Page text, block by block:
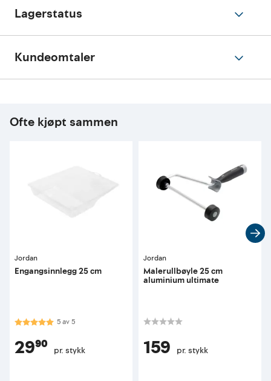
Lagerstatus
Kundeomtaler
Ofte kjøpt sammen
Jordan
Engangsinnlegg 25 cm
Karakter:5.0 av 5 mulige
5av5
29⁹⁰ pr. stykk
Jordan
Malerullbøyle 25 cm
aluminium ultimate
159 pr. stykk